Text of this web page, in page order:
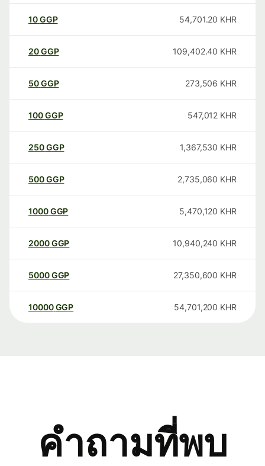
10GGP 54,701.20 KHR
20GGP 109,402.40 KHR
50GGP 273,506 KHR
100GGP 547,012 KHR
250GGP 1,367,530 KHR
500GGP 2,735,060 KHR
1000GGP 5,470,120 KHR
2000GGP 10,940,240 KHR
5000GGP 27,350,600 KHR
10000 GGP 54,701,200 KHR
คำถามที่พบ